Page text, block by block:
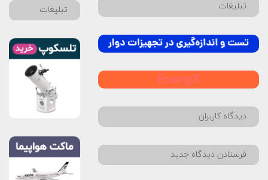
تبلیغات
دیدگاه کاربران
فرستادن دیدگاه جدید
تبلیغات